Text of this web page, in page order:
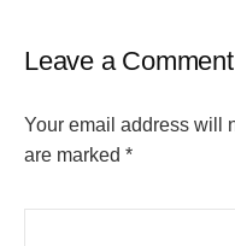
Leave a Comment
Your email address will
are marked *